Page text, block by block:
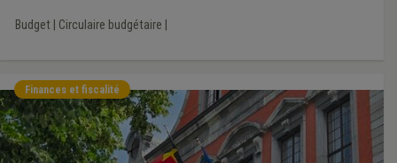
Budget| Circulaire budgétaire
Finances et fiscalité